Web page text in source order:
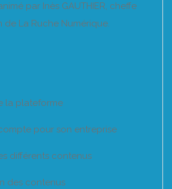
par Inès GAUTHIER, cheffe
de La Ruche Numérique.
la plateforme
pour son entreprise
différents contenus
des contenus